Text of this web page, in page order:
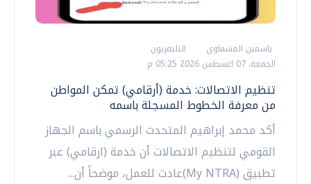
ياسمين العشماوي
التليفزيون
الجمعة، 07 اغسطس 2026 05:25 م
تنظيم الاتصالات: خدمة (أرقامي) تمكن المواطن
من معرفة الخطوط المسجلة باسمه
أكد محمد إبراهيم المتحدث الرسمي باسم الجهاز
القومي لتنظيم الاتصالات أن خدمة (ارقامي) عبر
تطبيق (My NTRA)عادت للعمل، موضحاً أن...